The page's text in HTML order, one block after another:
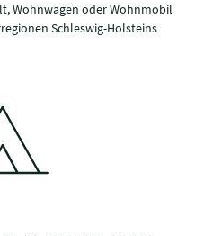
Wohnwagen oder Wohnmobil
Schleswig-Holsteins